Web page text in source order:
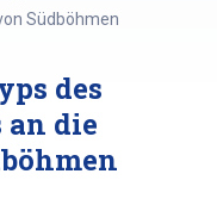
Südböhmen
des
die